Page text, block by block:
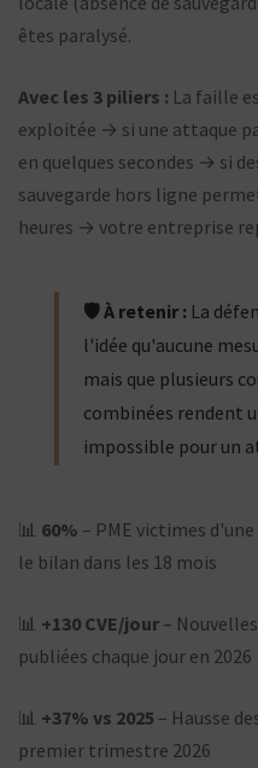
êtes paralysé.
Avec les 3 piliers : La faille
exploitée → si une attaque
en quelques secondes → si
sauvegarde hors ligne
heures → votre entreprise
🛡️ À retenir : La
l'idée qu'aucune
mais que plusieurs
combinées rendent
impossible pour un
📊 60% – PME victimes
le bilan dans les 18 mois
📊 +130 CVE/jour –
publiées chaque jour en 2026
📊 +37% vs 2025 – Hausse
premier trimestre 2026